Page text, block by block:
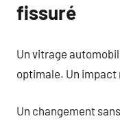
fissuré
Un vitrage
optimale. Un
Un changement